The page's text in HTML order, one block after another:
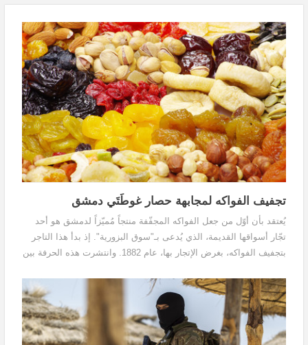
تجفيف الفواكه لمجابهة حصار غوطَتَي دمشق
يُعتقد بأن أوّل من جعل الفواكه المجفّفة منتجاً مُميّزاً لدمشق هو أحد
تجّار أسواقها القديمة، الذي يُدعى بـ"سوق البزورية". إذ بدأ هذا التاجر
بتجفيف الفواكه، بغرض الإتجار بها، عام 1882. وانتشرت هذه الحرفة بين
ذلك الوقت.